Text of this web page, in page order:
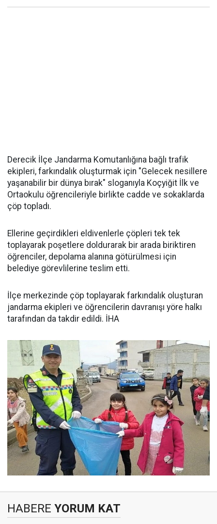
Derecik İlçe Jandarma Komutanlığına bağlı trafik
ekipleri, farkındalık oluşturmak için "Gelecek nesillere
yaşanabilir bir dünya bırak" sloganıyla Koçyiğit İlk ve
Ortaokulu öğrencileriyle birlikte cadde ve sokaklarda
çöp topladı.
Ellerine geçirdikleri eldivenlerle çöpleri tek tek
toplayarak poşetlere doldurarak bir arada biriktiren
öğrenciler, depolama alanına götürülmesi için
belediye görevlilerine teslim etti.
İlçe merkezinde çöp toplayarak farkındalık oluşturan
jandarma ekipleri ve öğrencilerin davranışı yöre halkı
tarafından da takdir edildi. İHA
HABERE YORUM KAT